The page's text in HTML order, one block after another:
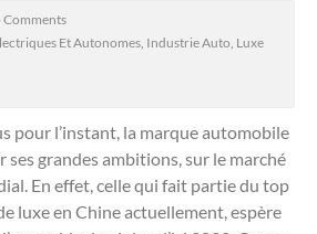
Comments
Et Autonomes Industrie Auto Luxe
pour l’instant, la marque automobile
ses grandes ambitions, sur le marché
En effet, celle qui fait partie du top
luxe en Chine actuellement, espère